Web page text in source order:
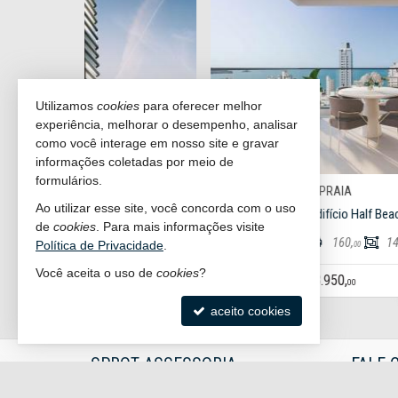
#1.059
Apartamento no Edificio Dom Benedito
3 3
R$ 2.550.000,
SPROT ASSESSORIA
FALE
Utilizamos cookies para oferecer melhor
experiência, melhorar o desempenho, analisar
como você interage em nosso site e gravar
informações coletadas por meio de
formulários.
Ao utilizar esse site, você concorda com o uso
de cookies . Para mais informações visite
Política de Privacidade
Você aceita o uso de cookies?
aceito cookies